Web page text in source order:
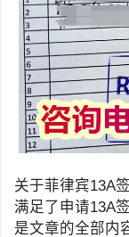
关于菲律宾13A
满足了申请13A
是文章的全部内